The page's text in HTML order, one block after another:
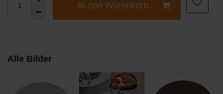
In den Warenkorb
Alle Bilder